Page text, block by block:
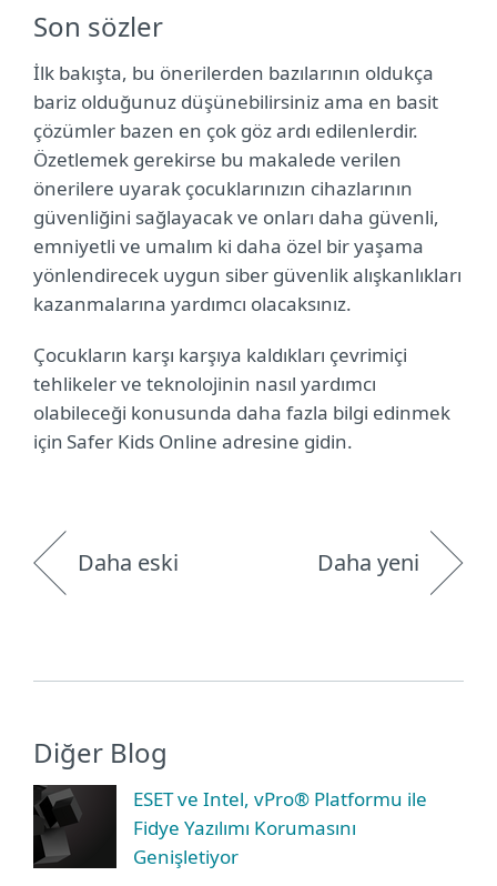
Son sözler
İlk bakışta, bu önerilerden bazılarının oldukça
bariz olduğunuz düşünebilirsiniz ama en basit
çözümler bazen en çok göz ardı edilenlerdir.
Özetlemek gerekirse bu makalede verilen
önerilere uyarak çocuklarınızın cihazlarının
güvenliğini sağlayacak ve onları daha güvenli,
emniyetli ve umalım ki daha özel bir yaşama
yönlendirecek uygun siber güvenlik alışkanlıkları
kazanmalarına yardımcı olacaksınız.
Çocukların karşı karşıya kaldıkları çevrimiçi
tehlikeler ve teknolojinin nasıl yardımcı
olabileceği konusunda daha fazla bilgi edinmek
için Safer Kids Online adresine gidin.
Daha eski Daha yeni
Diğer Blog
ESET ve Intel, vPro® Platformu ile
Fidye Yazılımı Korumasını
Genişletiyor